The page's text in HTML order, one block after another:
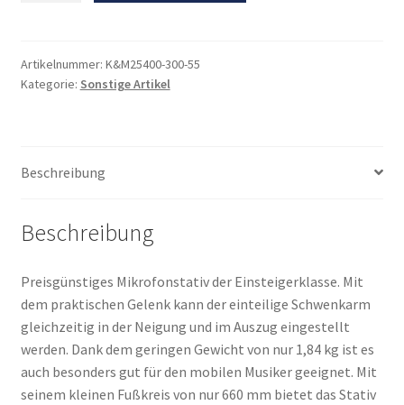
Artikelnummer: K&M25400-300-55
Kategorie: Sonstige Artikel
Beschreibung
Beschreibung
Preisgünstiges Mikrofonstativ der Einsteigerklasse. Mit
dem praktischen Gelenk kann der einteilige Schwenkarm
gleichzeitig in der Neigung und im Auszug eingestellt
werden. Dank dem geringen Gewicht von nur 1,84 kg ist es
auch besonders gut für den mobilen Musiker geeignet. Mit
seinem kleinen Fußkreis von nur 660 mm bietet das Stativ